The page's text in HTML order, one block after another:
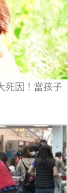
死因！當孩子